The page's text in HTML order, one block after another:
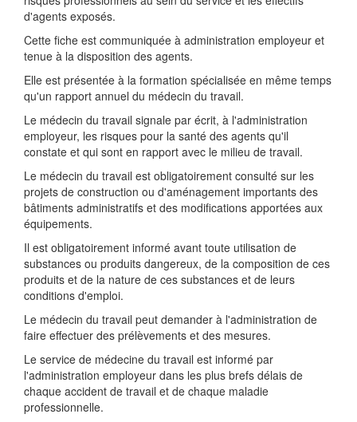
d'agents exposés.
Cette fiche est communiquée à administration employeur et
tenue à la disposition des agents.
Elle est présentée à la formation spécialisée en même temps
qu'un rapport annuel du médecin du travail.
Le médecin du travail signale par écrit, à l'administration
employeur, les risques pour la santé des agents qu'il
constate et qui sont en rapport avec le milieu de travail.
Le médecin du travail est obligatoirement consulté sur les
projets de construction ou d'aménagement importants des
bâtiments administratifs et des modifications apportées aux
équipements.
Il est obligatoirement informé avant toute utilisation de
substances ou produits dangereux, de la composition de ces
produits et de la nature de ces substances et de leurs
conditions d'emploi.
Le médecin du travail peut demander à l'administration de
faire effectuer des prélèvements et des mesures.
Le service de médecine du travail est informé par
l'administration employeur dans les plus brefs délais de
chaque accident de travail et de chaque maladie
professionnelle.